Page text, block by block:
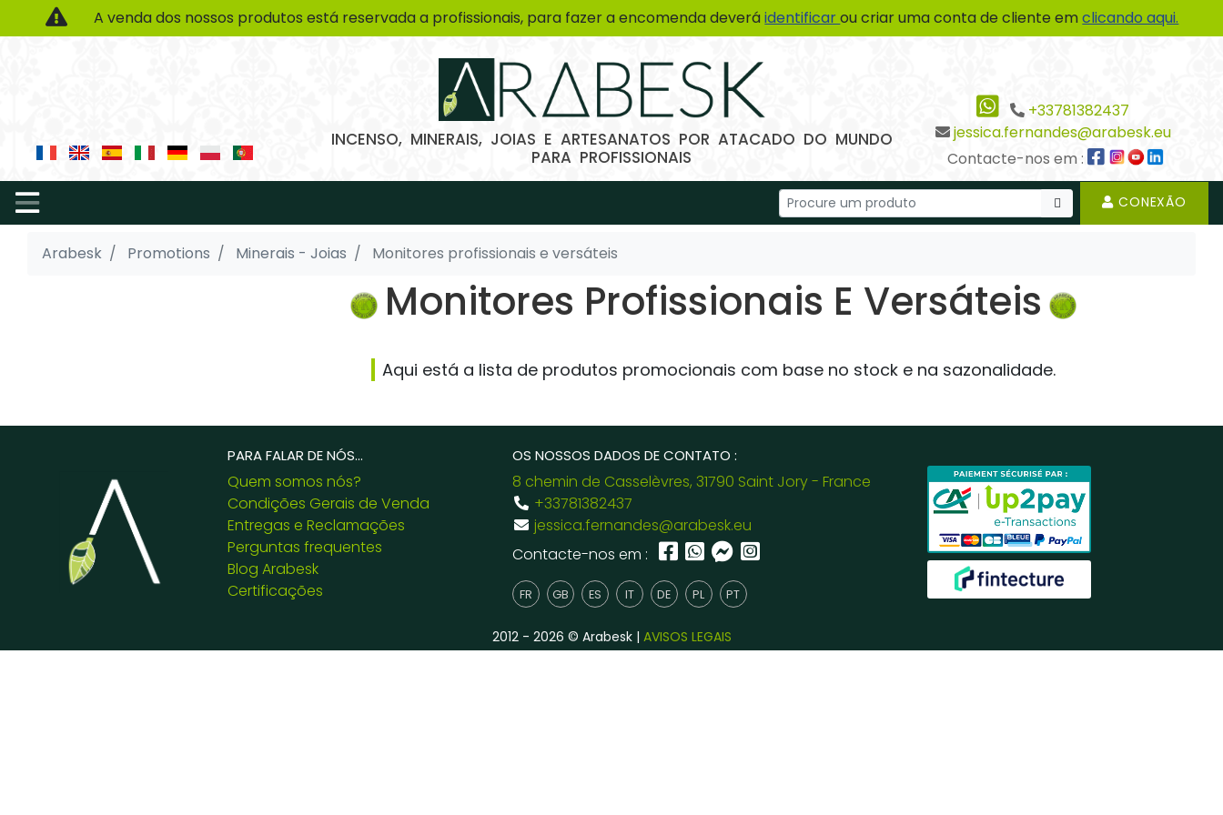
A venda dos nossos produtos está reservada a profissionais, para fazer a encomenda deveráidentificarou criar uma conta de cliente emclicando aqui.
INCENSO, MINERAIS, JOIAS E ARTESANATOS POR ATACADO DO MUNDO
PARA PROFISSIONAIS
+33781382437
jessica.fernandes@arabesk.eu
Contacte-nos em :
CONEXÃO
Arabesk Promotions Minerais - Joias Monitores profissionais e versáteis
Monitores Profissionais E Versáteis
Aqui está a lista de produtos promocionais com base no stock e na sazonalidade.
PARA FALAR DE NÓS...
Quem somos nós?
Condições Gerais de Venda
Entregas e Reclamações
Perguntas frequentes
Blog Arabesk
Certificações
OS NOSSOS DADOS DE CONTATO :
8 chemin de Casselèvres, 31790 Saint Jory - France
+33781382437
jessica.fernandes@arabesk.eu
Contacte-nos em :
FR GB ES IT DE PL PT
2012 - 2026 © Arabesk | AVISOS LEGAIS